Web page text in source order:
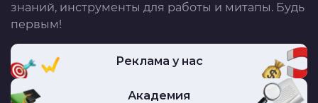
знаний, инструменты для работы и митапы. Будь
первым!
Реклама у нас
Академия